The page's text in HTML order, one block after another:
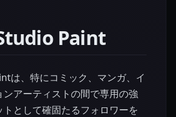
Paint
は、特にコミック、マンガ、イ
ンアーティストの間で専用の強
トとして確固たるフォロワーを